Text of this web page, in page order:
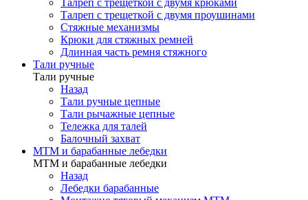
Талреп с трещеткой с двумя крюками
Талреп с трещеткой с двумя проушинами
Стяжные механизмы
Крюки для стяжных ремней
Длинная часть ремня стяжного
Тали ручные
Тали ручные
Назад
Тали ручные цепные
Тали рычажные цепные
Тележка для талей
Балочный захват
МТМ и барабанные лебедки
МТМ и барабанные лебедки
Назад
Лебедки барабанные